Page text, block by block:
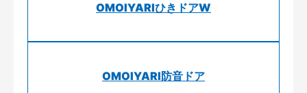
OMOIYARIひきドアW
OMOIYARI防音ドア